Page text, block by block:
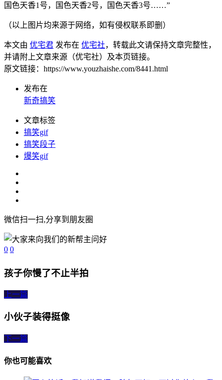
国色天香1号，国色天香2号，国色天香3号……”
（以上图片均来源于网络，如有侵权联系即删）
本文由 优宅君 发布在 优宅社，转载此文请保持文章完整性，
并请附上文章来源（优宅社）及本页链接。
原文链接：https://www.youzhaishe.com/8441.html
发布在
新奇搞笑
文章标签
搞笑gif
搞笑段子
爆笑gif
微信扫一扫,分享到朋友圈
0 0
孩子你慢了不止半拍
上一篇
小伙子装得挺像
下一篇
你也可能喜欢